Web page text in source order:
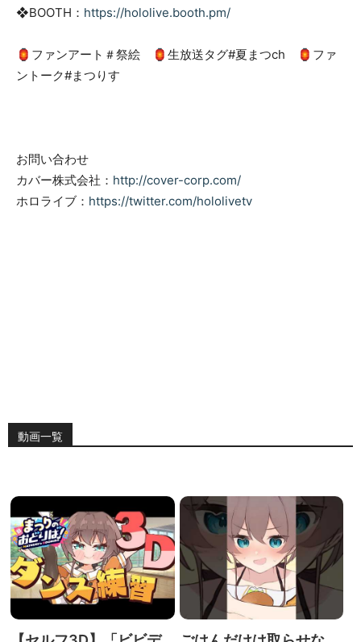
❖BOOTH： https://hololive.booth.pm/
🏮ファンアート＃祭絵 🏮生放送タグ#夏まつch 🏮ファ
ントーク#まつりす
お問い合わせ
カバー株式会社： http://cover-corp.com/
ホロライブ： https://twitter.com/hololivetv
動画一覧